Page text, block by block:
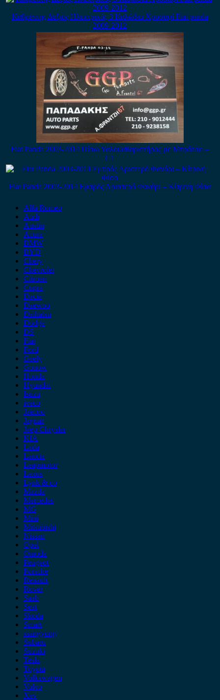
Καθρέπτης Δεξιός Ηλεκτρικός 3 Καλώδια Χρυσαφί Fiat panda
2009-2012
Fiat Panda 2003-2014 Πίσω Υαλοκαθαριστήρας με Μπράτσο –
C1
Fiat Panda 2003-2014 Εμπρός Αριστερό Φανάρι – Κίτρινη Φίσα
Alfa Romeo
Audi
Austin
Acura
BMW
BYD
Chery
Chevrolet
Citroen
Cupra
Dacia
Daewoo
Daihatsu
Dodge
DS
Fiat
Ford
Geely
Gonow
Honda
Hyundai
Isuzu
iveco
Jaecoo
Jaguar
Jeep Chrysler
KIA
Lada
Lancia
Leapmotor
Lexus
Lynk & co
Mazda
Mercedes
MG
Mini
Mitsubishi
Nissan
Opel
Omoda
Peugeot
Porsche
Renault
Rover
Saab
Seat
Skoda
Smart
ssangyong
Subaru
Suzuki
Tesla
Toyota
Volkswagen
Volvo
Xev